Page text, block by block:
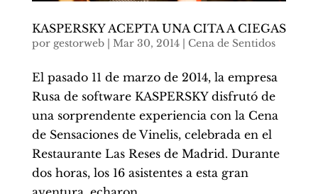
KASPERSKY ACEPTA UNA CITA A CIEGAS
por gestorweb| Mar 30, 2014| Cena de Sentidos
El pasado 11 de marzo de 2014, la empresa
Rusa de software KASPERSKY disfrutó de
una sorprendente experiencia con la Cena
de Sensaciones de Vinelis, celebrada en el
Restaurante Las Reses de Madrid. Durante
dos horas, los 16 asistentes a esta gran